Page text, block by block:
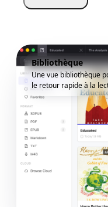
Bibliothèque
Une vue bibliothèque
le retour rapide à la